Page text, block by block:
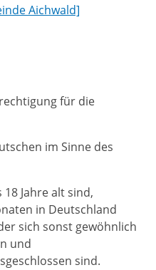
Aichwald]
für die
im Sinne des
Jahre alt sind,
in Deutschland
sich sonst gewöhnlich
und
sind.